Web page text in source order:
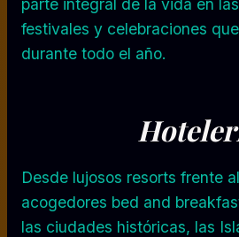
parte integral de la vida en
festivales y celebraciones
durante todo el año.
Desde lujosos resorts frente
acogedores bed and
las ciudades históricas, las